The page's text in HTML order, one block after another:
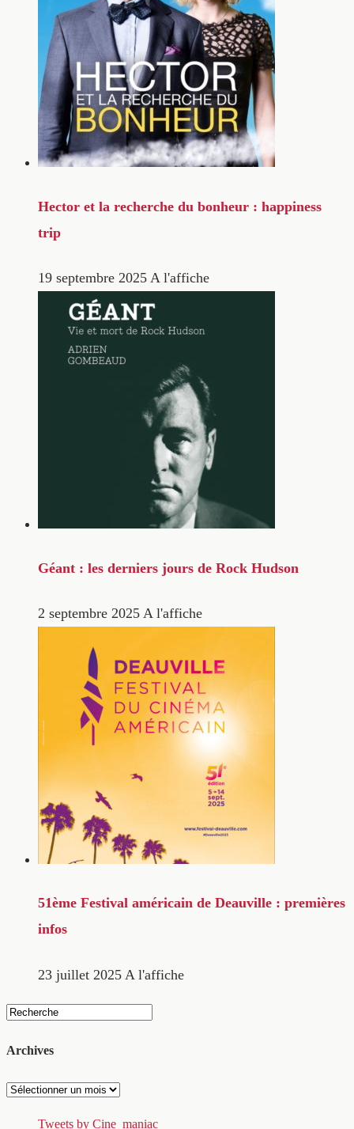
Hector et la recherche du bonheur : happiness
trip
19 septembre 2025 A l'affiche
Géant : les derniers jours de Rock Hudson
2 septembre 2025 A l'affiche
51ème Festival américain de Deauville : premières
infos
23 juillet 2025 A l'affiche
Archives
Archives
Tweets by Cine_maniac